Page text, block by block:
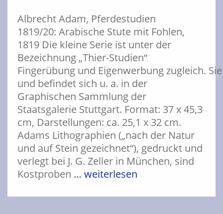
Albrecht Adam, Pferdestudien
1819/20: Arabische Stute mit Fohlen,
1819 Die kleine Serie ist unter der
Bezeichnung „Thier-Studien“
Fingerübung und Eigenwerbung zugleich.
und befindet sich u. a. in der
Graphischen Sammlung der
Staatsgalerie Stuttgart. Format: 37 x 45,3
cm, Darstellungen: ca. 25,1 x 32 cm.
Adams Lithographien („nach der Natur
und auf Stein gezeichnet“), gedruckt und
verlegt bei J. G. Zeller in München, sind
Kostproben … weiterlesen